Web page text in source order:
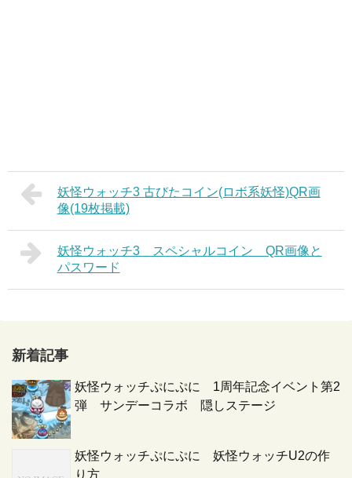
妖怪ウォッチ3 古びたコイン(ロボ系妖怪)QR画
像(19枚掲載)
妖怪ウォッチ3 スペシャルコイン QR画像と
パスワード
新着記事
妖怪ウォッチぷにぷに 1周年記念イベント第2
弾 サンデーコラボ 隠しステージ
妖怪ウォッチぷにぷに 妖怪ウォッチU2の作
り方